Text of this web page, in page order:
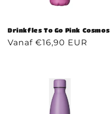
Drinkfles To Go Pink Cosmos
Normale
Vanaf €16,90 EUR